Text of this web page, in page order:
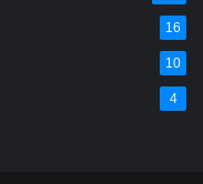
16
10
4